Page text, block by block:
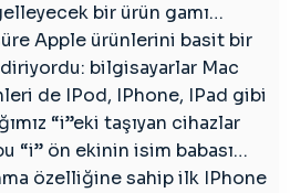
bir ürün gamı…
Apple ürünlerini basit bir
bilgisayarlar Mac
de IPod, IPhone, IPad gibi
“i”eki taşıyan cihazlar
“i” ön ekinin isim babası…
özelliğine sahip ilk IPhone